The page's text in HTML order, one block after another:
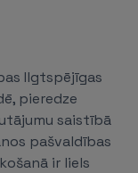
Ilgtspējīgas
pieredze
saistībā
pašvaldības
ir liels